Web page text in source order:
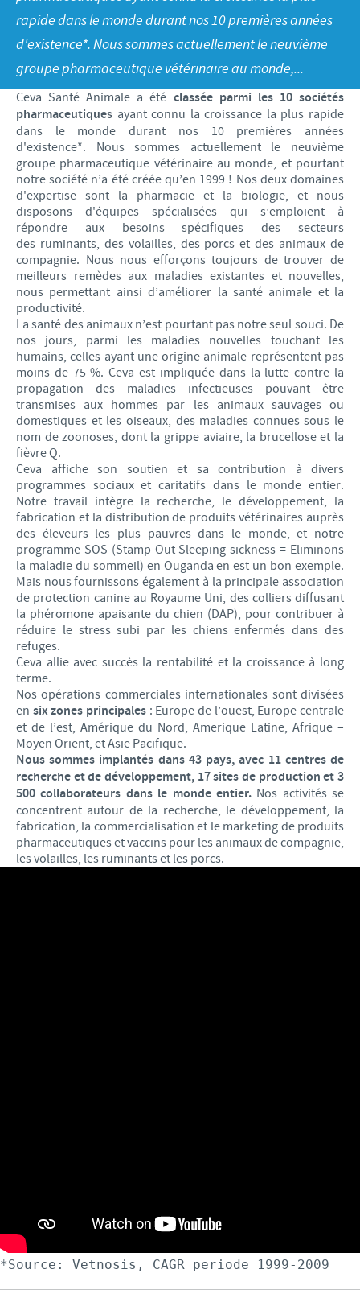
Volailles
Avantages du poussin Ceva Inside
C.H.I.C.K. Program®
Vaccins couvoirs
Equipements de vaccination
Communiqué de presse
Importance de la responsabilité
Business et partenariat scientifique
CARRIERE
Offres d'emploi
CONTACTEZ-NOUS
rapide dans le monde durant nos 10 premières années
d'existence*. Nous sommes actuellement le neuvième
groupe pharmaceutique vétérinaire au monde,...
Ceva Santé Animale a été classée parmi les 10 sociétés
pharmaceutiques ayant connu la croissance la plus rapide
dans le monde durant nos 10 premières années
d'existence*. Nous sommes actuellement le neuvième
groupe pharmaceutique vétérinaire au monde, et pourtant
notre société n’a été créée qu’en 1999 ! Nos deux domaines
d'expertise sont la pharmacie et la biologie, et nous
disposons d'équipes spécialisées qui s’emploient à
répondre aux besoins spécifiques des secteurs
des ruminants, des volailles, des porcs et des animaux de
compagnie. Nous nous efforçons toujours de trouver de
meilleurs remèdes aux maladies existantes et nouvelles,
nous permettant ainsi d’améliorer la santé animale et la
productivité.
La santé des animaux n’est pourtant pas notre seul souci. De
nos jours, parmi les maladies nouvelles touchant les
humains, celles ayant une origine animale représentent pas
moins de 75 %. Ceva est impliquée dans la lutte contre la
propagation des maladies infectieuses pouvant être
transmises aux hommes par les animaux sauvages ou
domestiques et les oiseaux, des maladies connues sous le
nom de zoonoses, dont la grippe aviaire, la brucellose et la
fièvre Q.
Ceva affiche son soutien et sa contribution à divers
programmes sociaux et caritatifs dans le monde entier.
Notre travail intègre la recherche, le développement, la
fabrication et la distribution de produits vétérinaires auprès
des éleveurs les plus pauvres dans le monde, et notre
programme SOS (Stamp Out Sleeping sickness = Eliminons
la maladie du sommeil) en Ouganda en est un bon exemple.
Mais nous fournissons également à la principale association
de protection canine au Royaume Uni, des colliers diffusant
la phéromone apaisante du chien (DAP), pour contribuer à
réduire le stress subi par les chiens enfermés dans des
refuges.
Ceva allie avec succès la rentabilité et la croissance à long
terme.
Nos opérations commerciales internationales sont divisées
en six zones principales : Europe de l’ouest, Europe centrale
et de l’est, Amérique du Nord, Amerique Latine, Afrique –
Moyen Orient, et Asie Pacifique.
Nous sommes implantés dans 43 pays, avec 11 centres de
recherche et de développement, 17 sites de production et 3
500 collaborateurs dans le monde entier. Nos activités se
concentrent autour de la recherche, le développement, la
fabrication, la commercialisation et le marketing de produits
pharmaceutiques et vaccins pour les animaux de compagnie,
les volailles, les ruminants et les porcs.
*Source: Vetnosis, CAGR periode 1999-2009